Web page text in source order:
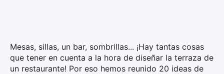
Mesas, sillas, un bar, sombrillas... ¡Hay tantas cosas
que tener en cuenta a la hora de diseñar la terraza de
un restaurante! Por eso hemos reunido 20 ideas de